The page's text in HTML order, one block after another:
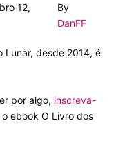
12,
By
DanFF
Lunar, desde 2014, é
por algo, inscreva-
ebook O Livro dos